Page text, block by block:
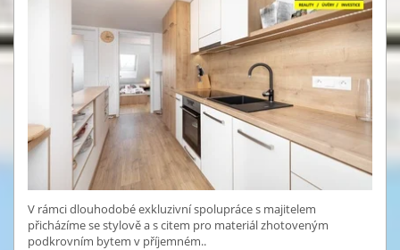
V rámci dlouhodobé exkluzivní spolupráce s majitelem
přicházíme se stylově a s citem pro materiál zhotoveným
podkrovním bytem v příjemném..